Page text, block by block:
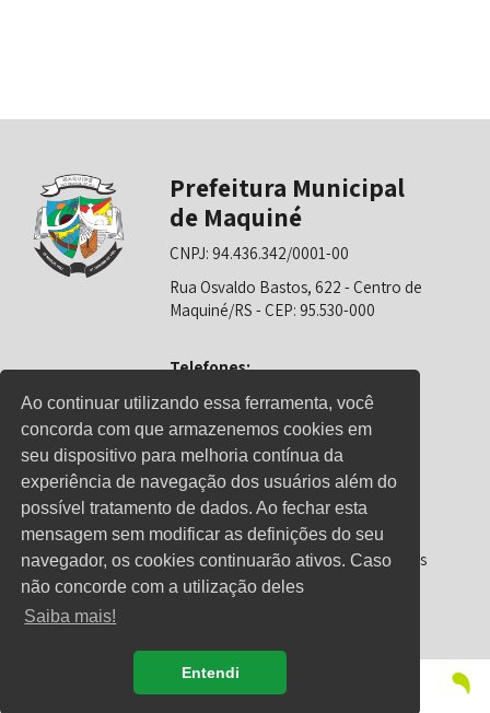
Ao continuar utilizando essa ferramenta, você
concorda com que armazenemos cookies em
seu dispositivo para melhoria contínua da
experiência de navegação dos usuários além do
possível tratamento de dados. Ao fechar esta
mensagem sem modificar as definições do seu
navegador, os cookies continuarão ativos. Caso
não concorde com a utilização deles
Saiba mais!
Entendi
Prefeitura Municipal
de Maquiné
CNPJ: 94.436.342/0001-00
Rua Osvaldo Bastos, 622 - Centro de
Maquiné/RS - CEP: 95.530-000
Telefones:
0800-6281325 (Prefeitura)
0800-6281326 (Educação)
0800-6281139 (Saúde)
Horário de Atendimento
Segunda-feira a sexta-feira: 08h00 às
12h00 e 13h00 às 17h00
© Copyright 2021 - Direitos reservados à Prefeitura de